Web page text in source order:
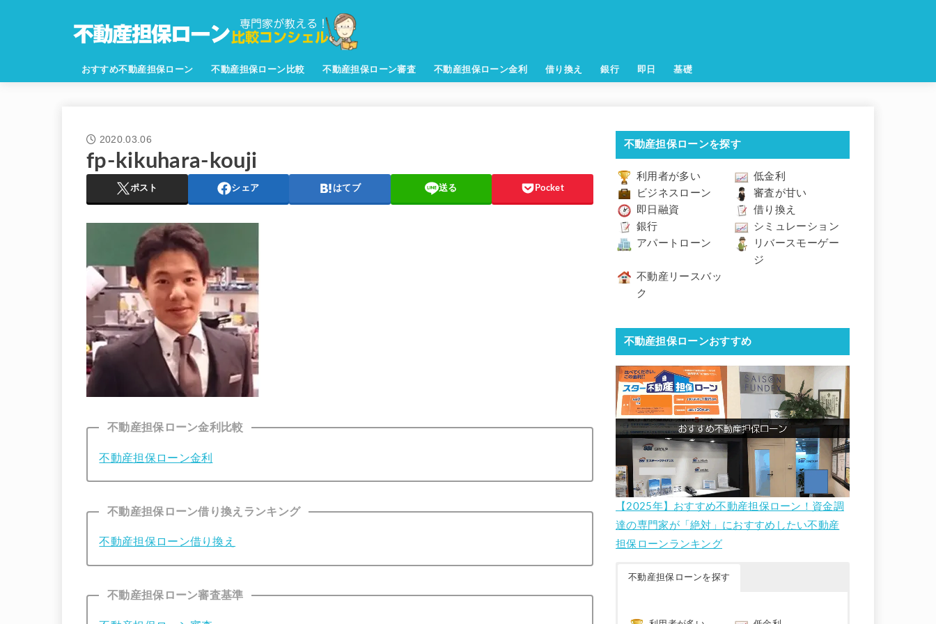
おすすめ不動産担保ローン 不動産担保ローン比較 不動産担保ローン審査 不動産担保ローン金利 借り換え 銀行 即日 基礎
2020.03.06
fp-kikuhara-kouji
ポスト シェア はてブ 送る Pocket
不動産担保ローン金利比較
不動産担保ローン金利
不動産担保ローン借り換えランキング
不動産担保ローン借り換え
不動産担保ローン審査基準
不動産担保ローンを探す
利用者が多い
低金利
ビジネスローン
審査が甘い
即日融資
借り換え
銀行
シミュレーション
アパートローン
リバースモーゲー
ジ
不動産リースバッ
ク
不動産担保ローンおすすめ
【2025年】おすすめ不動産担保ローン！資金調
達の専門家が「絶対」におすすめしたい不動産
担保ローンランキング
不動産担保ローンを探す